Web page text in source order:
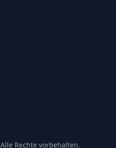
Alle Rechte vorbehalten.